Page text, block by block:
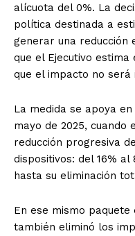
alícuota del 0%. La
política destinada a
generar una reducción
que el Ejecutivo
que el impacto no será
La medida se apoya
mayo de 2025, cuando
reducción progresiva
dispositivos: del 16%
hasta su eliminación
En ese mismo paquete
también eliminó los